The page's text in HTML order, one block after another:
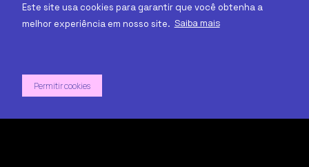
Este site usa cookies para garantir que você obtenha a
melhor experiência em nosso site. Saiba mais
Permitir cookies